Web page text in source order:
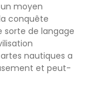
moyen
conquête
de langage
nautiques a
et peut-